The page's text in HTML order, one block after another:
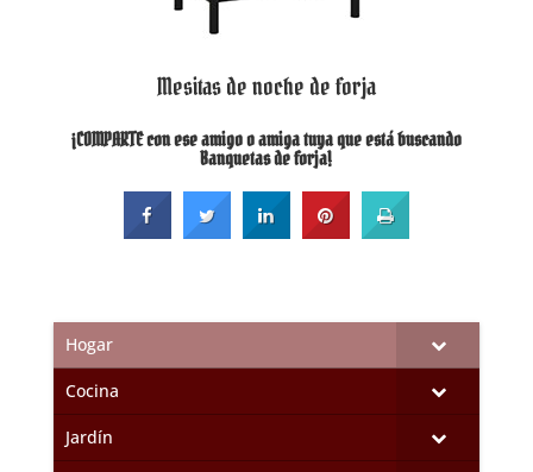
Mesitas de noche de forja
¡COMPARTE con ese amigo o amiga tuya que está buscando
Banquetas de forja!
Hogar
Cocina
Jardín